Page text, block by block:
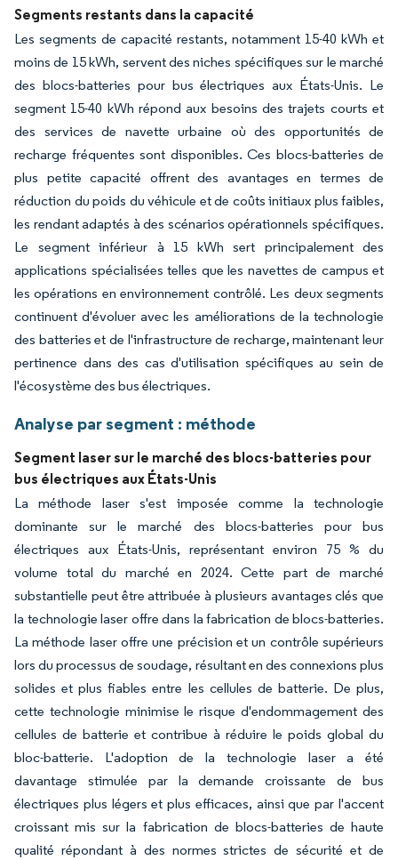
Segments restants dans la capacité
Les segments de capacité restants, notamment 15-40 kWh et
moins de 15 kWh, servent des niches spécifiques sur le marché
des blocs-batteries pour bus électriques aux États-Unis. Le
segment 15-40 kWh répond aux besoins des trajets courts et
des services de navette urbaine où des opportunités de
recharge fréquentes sont disponibles. Ces blocs-batteries de
plus petite capacité offrent des avantages en termes de
réduction du poids du véhicule et de coûts initiaux plus faibles,
les rendant adaptés à des scénarios opérationnels spécifiques.
Le segment inférieur à 15 kWh sert principalement des
applications spécialisées telles que les navettes de campus et
les opérations en environnement contrôlé. Les deux segments
continuent d'évoluer avec les améliorations de la technologie
des batteries et de l'infrastructure de recharge, maintenant leur
pertinence dans des cas d'utilisation spécifiques au sein de
l'écosystème des bus électriques.
Analyse par segment : méthode
Segment laser sur le marché des blocs-batteries pour
bus électriques aux États-Unis
La méthode laser s'est imposée comme la technologie
dominante sur le marché des blocs-batteries pour bus
électriques aux États-Unis, représentant environ 75 % du
volume total du marché en 2024. Cette part de marché
substantielle peut être attribuée à plusieurs avantages clés que
la technologie laser offre dans la fabrication de blocs-batteries.
La méthode laser offre une précision et un contrôle supérieurs
lors du processus de soudage, résultant en des connexions plus
solides et plus fiables entre les cellules de batterie. De plus,
cette technologie minimise le risque d'endommagement des
cellules de batterie et contribue à réduire le poids global du
bloc-batterie. L'adoption de la technologie laser a été
davantage stimulée par la demande croissante de bus
électriques plus légers et plus efficaces, ainsi que par l'accent
croissant mis sur la fabrication de blocs-batteries de haute
qualité répondant à des normes strictes de sécurité et de